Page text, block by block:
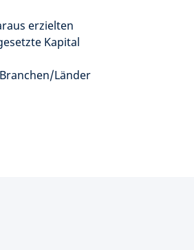
erzielten
Kapital
Länder